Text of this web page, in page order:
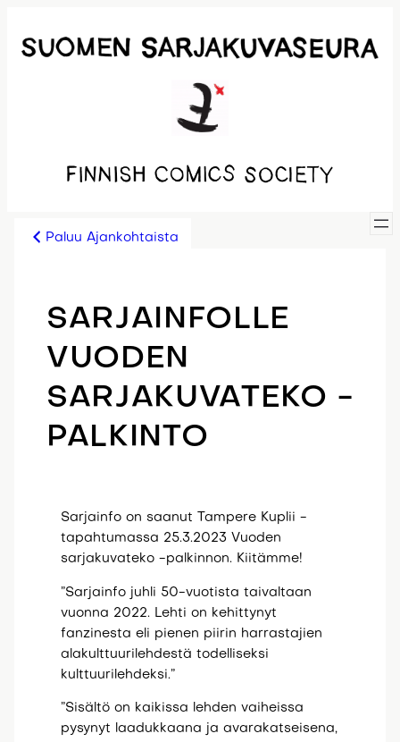
sisältöön
Paluu Ajankohtaista
SARJAINFOLLE
VUODEN
SARJAKUVATEKO -
PALKINTO
Sarjainfo on saanut Tampere Kuplii -
tapahtumassa 25.3.2023 Vuoden
sarjakuvateko -palkinnon. Kiitämme!
”Sarjainfo juhli 50-vuotista taivaltaan
vuonna 2022. Lehti on kehittynyt
fanzinesta eli pienen piirin harrastajien
alakulttuurilehdestä todelliseksi
kulttuurilehdeksi.”
”Sisältö on kaikissa lehden vaiheissa
pysynyt laadukkaana ja avarakatseisena,